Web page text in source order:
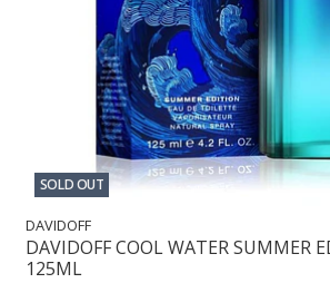
SOLD OUT
DAVIDOFF
DAVIDOFF COOL WATER SUMMER
125ML